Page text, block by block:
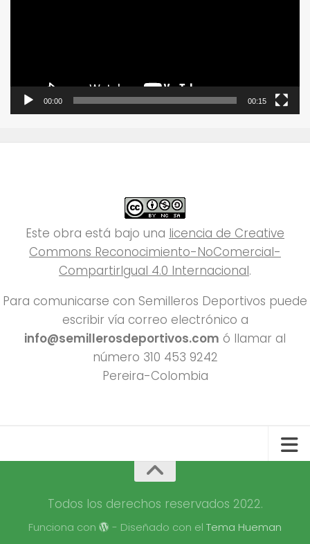
00:00 00:15
Este obra está bajo una licencia de Creative
Commons Reconocimiento-NoComercial-
CompartirIgual 4.0 Internacional.
Para comunicarse con Semilleros Deportivos puede
escribir vía correo electrónico a
info@semillerosdeportivos.com ó llamar al
número 310 453 9242
Pereira-Colombia
Todos los derechos reservados 2022.
Funciona con - Diseñado con el Tema Hueman